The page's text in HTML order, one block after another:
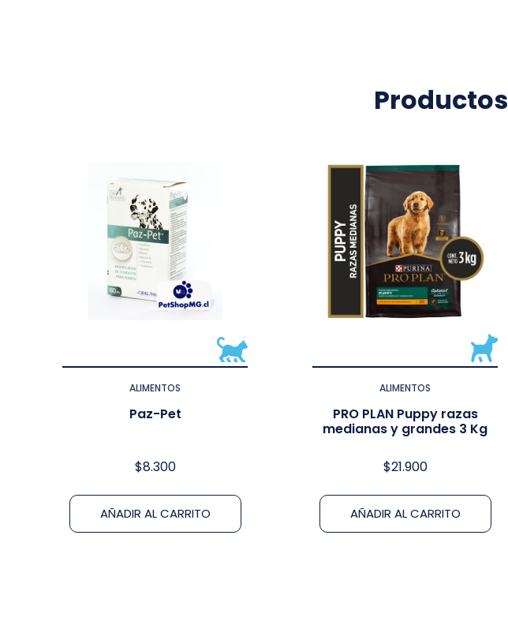
ALIMENTOS
Paz-Pet
$8.300
AÑADIR AL CARRITO
ALIMENTOS
PRO PLAN Puppy razas
medianas y grandes 3 Kg
$21.900
AÑADIR AL CARRITO